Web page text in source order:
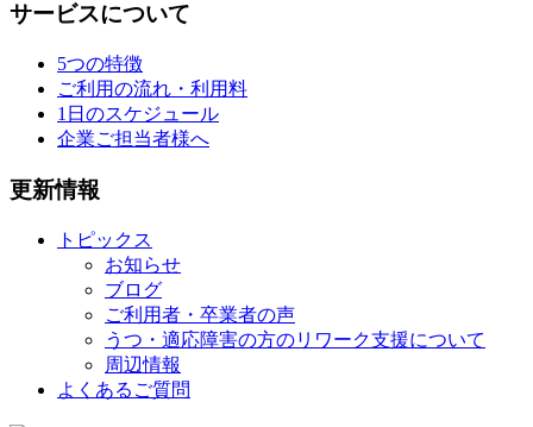
サービスについて
5つの特徴
ご利用の流れ・利用料
1日のスケジュール
企業ご担当者様へ
更新情報
トピックス
お知らせ
ブログ
ご利用者・卒業者の声
うつ・適応障害の方のリワーク支援について
周辺情報
よくあるご質問